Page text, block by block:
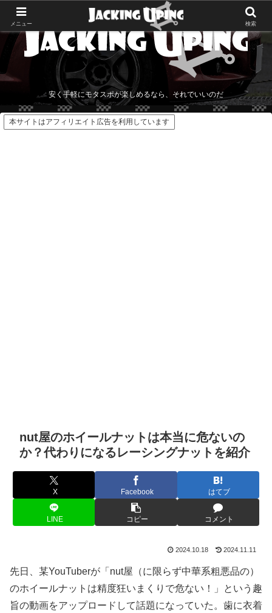
安く手軽にモタスポが楽しめるなら、それでいいのだ
本サイトはアフィリエイト広告を利用しています
nut屋のホイールナットは本当に危ないの
か？代わりになるレーシングナットを紹介
X Facebook はてブ
LINE コピー コメント
2024.10.18 2024.11.11
先日、某YouTuberが「nut屋（に限らず中華系粗悪品の）
のホイールナットは精度狂いまくりで危ない！」という趣
旨の動画をアップロードして話題になっていた。歯に衣着
メニュー 検索